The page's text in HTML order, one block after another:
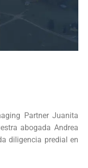
Partner Juanita
abogada Andrea
diligencia predial en